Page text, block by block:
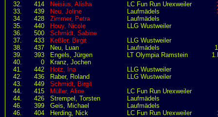
32.
414 Neisius, Alisha LC Fun Run Urexweiler
33.
439 Neu, Joline Laufmädels
34.
428 Zimmer, Petra
Laufmädels
35.
440 Houy, Nicole
LLG Wustweiler
36.
500 Schmidt, Sabine
37.
433 Keßler, Birgit
LLG Wustweiler
38.
437 Neu, Luan Laufmädels
39.
393 Engels, Jürgen LT Olympia Ramstein
40.
0
Kranz, Jochen
41.
442 Hotz, Ina
LLG Wustweiler
42.
436 Raber, Roland
LLG Wustweiler
43.
449 Schmidt, Birgit
44.
415 Müller, Aline
LC Fun Run Urexweiler
44.
426 Strempel, Torsten
Laufmädels
46.
399 Geis, Michael
Laufmädels
46.
404 Herding, Nick LC Fun Run Urexweiler